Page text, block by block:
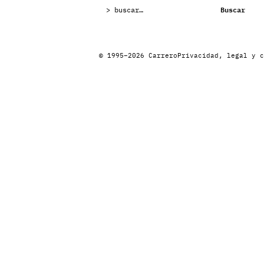
Buscar
© 1995–2026 CarreroPrivacidad, legal y